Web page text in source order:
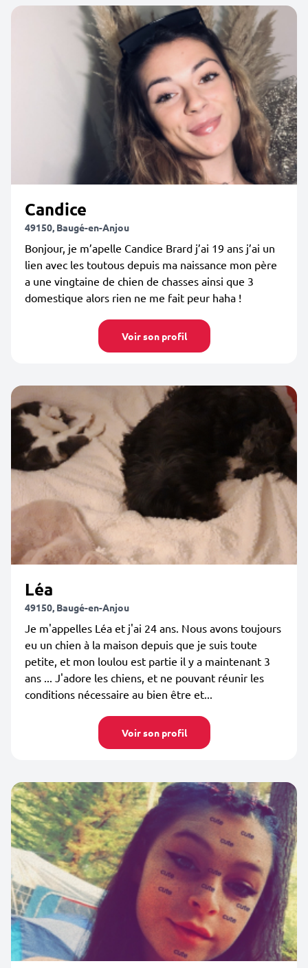
Candice
49150, Baugé-en-Anjou
Bonjour, je m’apelle Candice Brard j’ai 19 ans j’ai un
lien avec les toutous depuis ma naissance mon père
a une vingtaine de chien de chasses ainsi que 3
domestique alors rien ne me fait peur haha !
Voir son profil
Léa
49150, Baugé-en-Anjou
Je m'appelles Léa et j'ai 24 ans. Nous avons toujours
eu un chien à la maison depuis que je suis toute
petite, et mon loulou est partie il y a maintenant 3
ans ... J'adore les chiens, et ne pouvant réunir les
conditions nécessaire au bien être et...
Voir son profil